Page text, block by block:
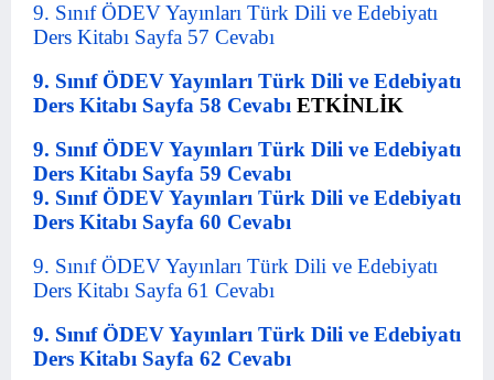
9. Sınıf ÖDEV Yayınları Türk Dili ve Edebiyatı
Ders Kitabı Sayfa 57 Cevabı
9. Sınıf ÖDEV Yayınları Türk Dili ve Edebiyatı
Ders Kitabı Sayfa 58 Cevabı ETKİNLİK
9. Sınıf ÖDEV Yayınları Türk Dili ve Edebiyatı
Ders Kitabı Sayfa 59 Cevabı
9. Sınıf ÖDEV Yayınları Türk Dili ve Edebiyatı
Ders Kitabı Sayfa 60 Cevabı
9. Sınıf ÖDEV Yayınları Türk Dili ve Edebiyatı
Ders Kitabı Sayfa 61 Cevabı
9. Sınıf ÖDEV Yayınları Türk Dili ve Edebiyatı
Ders Kitabı Sayfa 62 Cevabı